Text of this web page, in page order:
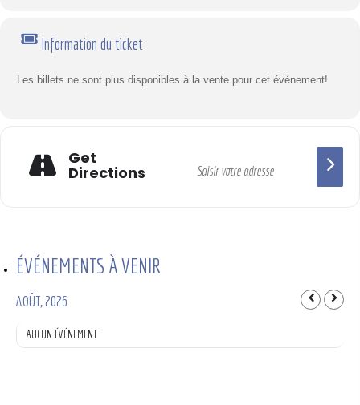
Information du ticket
Les billets ne sont plus disponibles à la vente pour cet événement!
Get
Directions
ÉVÉNEMENTS À VENIR
AOÛT, 2026
AUCUN ÉVÉNEMENT